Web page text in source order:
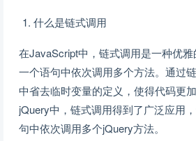
什么是链式调用
在JavaScript中，链式调用是一种优
一个语句中依次调用多个方法。通过
中省去临时变量的定义，使得代码更
jQuery中，链式调用得到了广泛应用
句中依次调用多个jQuery方法。